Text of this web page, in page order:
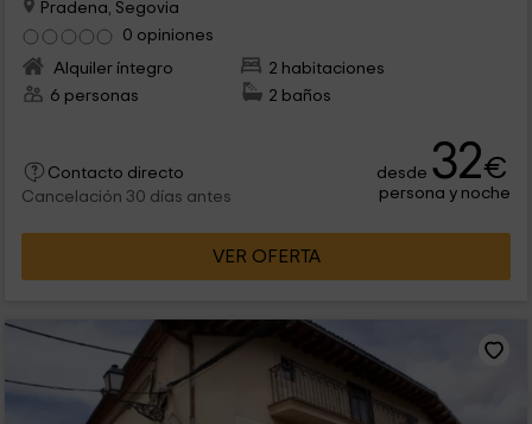
Pradena, Segovia
0 opiniones
Alquiler íntegro
2 habitaciones
6 personas
2 baños
Contacto directo
Cancelación 30 días antes
desde 32€
persona y noche
VER OFERTA